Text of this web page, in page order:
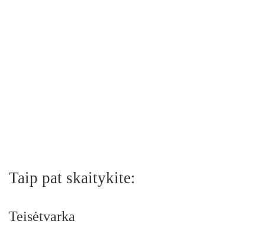
Taip pat skaitykite:
Teisėtvarka